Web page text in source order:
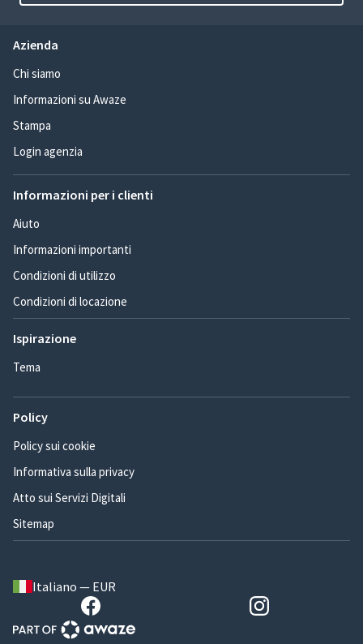
Azienda
Chi siamo
Informazioni su Awaze
Stampa
Login agenzia
Informazioni per i clienti
Aiuto
Informazioni importanti
Condizioni di utilizzo
Condizioni di locazione
Ispirazione
Tema
Policy
Policy sui cookie
Informativa sulla privacy
Atto sui Servizi Digitali
Sitemap
Italiano — EUR